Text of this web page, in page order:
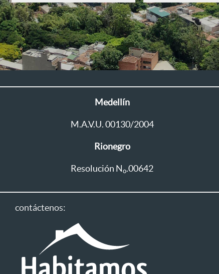
Medellín
M.A.V.U. 00130/2004
Rionegro
Resolución No.00642
contáctenos: